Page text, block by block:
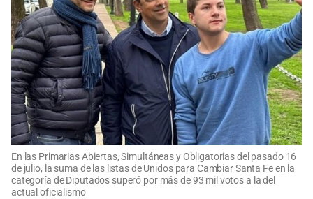
En las Primarias Abiertas, Simultáneas y Obligatorias del pasado 16
de julio, la suma de las listas de Unidos para Cambiar Santa Fe en la
categoría de Diputados superó por más de 93 mil votos a la del
actual oficialismo